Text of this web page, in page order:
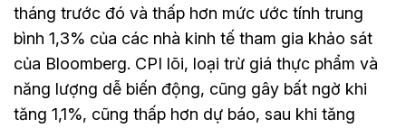
tháng trước đó và thấp hơn mức ước tính trung
bình 1,3% của các nhà kinh tế tham gia khảo sát
của Bloomberg. CPI lõi, loại trừ giá thực phẩm và
năng lượng dễ biến động, cũng gây bất ngờ khi
tăng 1,1%, cũng thấp hơn dự báo, sau khi tăng